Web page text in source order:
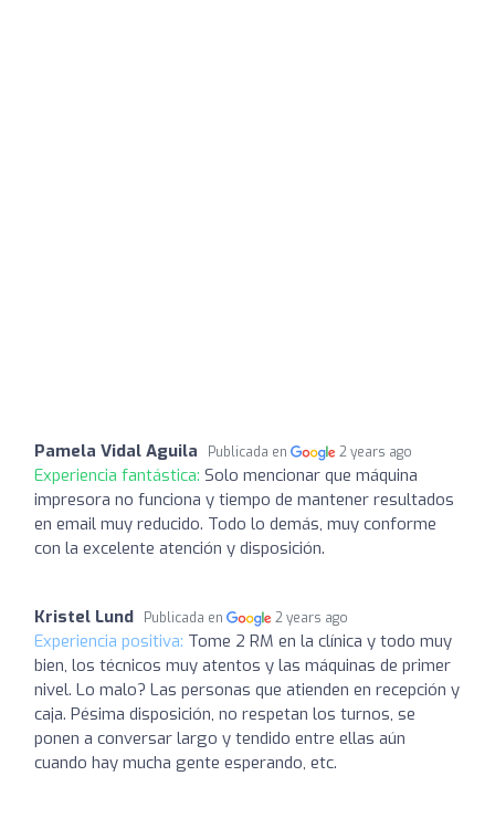
Pamela Vidal Aguila Publicada en 2 years ago
Experiencia fantástica: Solo mencionar que máquina
impresora no funciona y tiempo de mantener resultados
en email muy reducido. Todo lo demás, muy conforme
con la excelente atención y disposición.
Kristel Lund Publicada en 2 years ago
Experiencia positiva: Tome 2 RM en la clínica y todo muy
bien, los técnicos muy atentos y las máquinas de primer
nivel. Lo malo? Las personas que atienden en recepción y
caja. Pésima disposición, no respetan los turnos, se
ponen a conversar largo y tendido entre ellas aún
cuando hay mucha gente esperando, etc.